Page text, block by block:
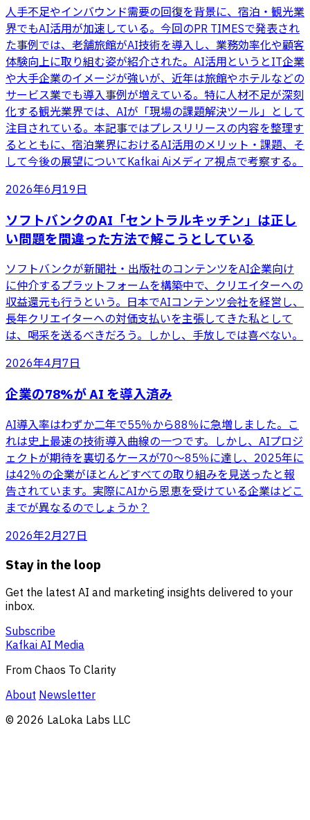
人手不足やインバウンド需要の回復を背景に、宿泊・観光業
界でもAI活用が加速している。今回のPR TIMESで発表され
た事例では、老舗旅館がAI技術を導入し、業務効率化や顧客
体験向上に取り組む姿が紹介された。AI活用というとIT企業
や大手企業のイメージが強いが、近年は旅館やホテルなどの
サービス業でも導入事例が増えている。特に人材不足が深刻
化する観光業界では、AIが「現場の課題解決ツール」として
注目されている。本記事ではプレスリリースの内容を整理す
るとともに、宿泊業界におけるAI活用のメリット・課題、そ
して今後の展望についてKafkai Aiメディア視点で考察する。
2026年6月19日
ソフトバンクのAI「セントラルキッチン」は正し
い問題を間違った方法で解こうとしている
ソフトバンクが新聞社・出版社のコンテンツをAI企業向け
に仲介するプラットフォームを構築中で、クリエイターへの
収益還元も行うという。日本でAIコンテンツ会社を経営し、
長年クリエイターへの対価支払いを主張してきた私として
は、喝采を送るべきだろう。しかし、手放しでは喜べない。
2026年4月7日
企業の78%が AI を導入済み
AI導入率はわずか二年で55％から88％に急増しました。こ
れは史上最速の技術導入曲線の一つです。しかし、AIプロジ
ェクトが期待を裏切るケースが70〜85％に達し、2025年に
は42％の企業がほとんどすべての取り組みを見送ったと報
告されています。実際にAIから恩恵を受けている企業はどこ
までが異なるのでしょうか？
2026年2月27日
Stay in the loop
Get the latest AI and marketing insights delivered to your
inbox.
Subscribe
Kafkai AI Media
From Chaos To Clarity
About Newsletter
© 2026 LaLoka Labs LLC